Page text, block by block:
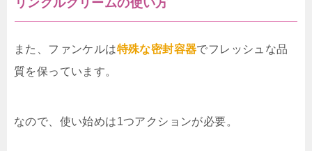
リンクルクリームの使い方
また、ファンケルは特殊な密封容器でフレッシュな品
質を保っています。
なので、使い始めは1つアクションが必要。